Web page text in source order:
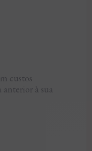
custos
anterior à sua